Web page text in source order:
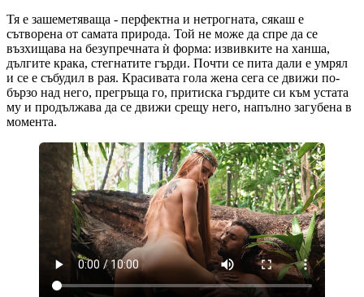
Тя е зашеметяваща - перфектна и нетрогната, сякаш е
сътворена от самата природа. Той не може да спре да се
възхищава на безупречната ѝ форма: извивките на ханша,
дългите крака, стегнатите гърди. Почти се пита дали е умрял
и се е събудил в рая. Красивата гола жена сега се движи по-
бързо над него, прегръща го, притиска гърдите си към устата
му и продължава да се движи срещу него, напълно загубена в
момента.